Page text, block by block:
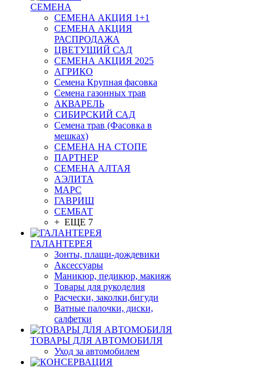
СЕМЕНА
СЕМЕНА АКЦИЯ 1+1
СЕМЕНА АКЦИЯ
РАСПРОДАЖА
ЦВЕТУЩИЙ САД
СЕМЕНА АКЦИЯ 2025
АГРИКО
Семена Крупная фасовка
Семена газонных трав
АКВАРЕЛЬ
СИБИРСКИЙ САД
Семена трав (Фасовка в
мешках)
СЕМЕНА НА СТОПЕ
ПАРТНЕР
СЕМЕНА АЛТАЯ
АЭЛИТА
МАРС
ГАВРИШ
СЕМБАТ
+ ЕЩЕ 7
ГАЛАНТЕРЕЯ
Зонты, плащи-дождевики
Аксессуары
Маникюр, педикюр, макияж
Товары для рукоделия
Расчески, заколки,бигуди
Ватные палочки, диски,
салфетки
ТОВАРЫ ДЛЯ АВТОМОБИЛЯ
Уход за автомобилем